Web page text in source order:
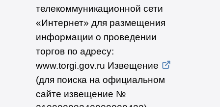
телекоммуникационной сети
«Интернет» для размещения
информации о проведении
торгов по адресу:
www.torgi.gov.ru Извещение
(для поиска на официальном
сайте извещение №